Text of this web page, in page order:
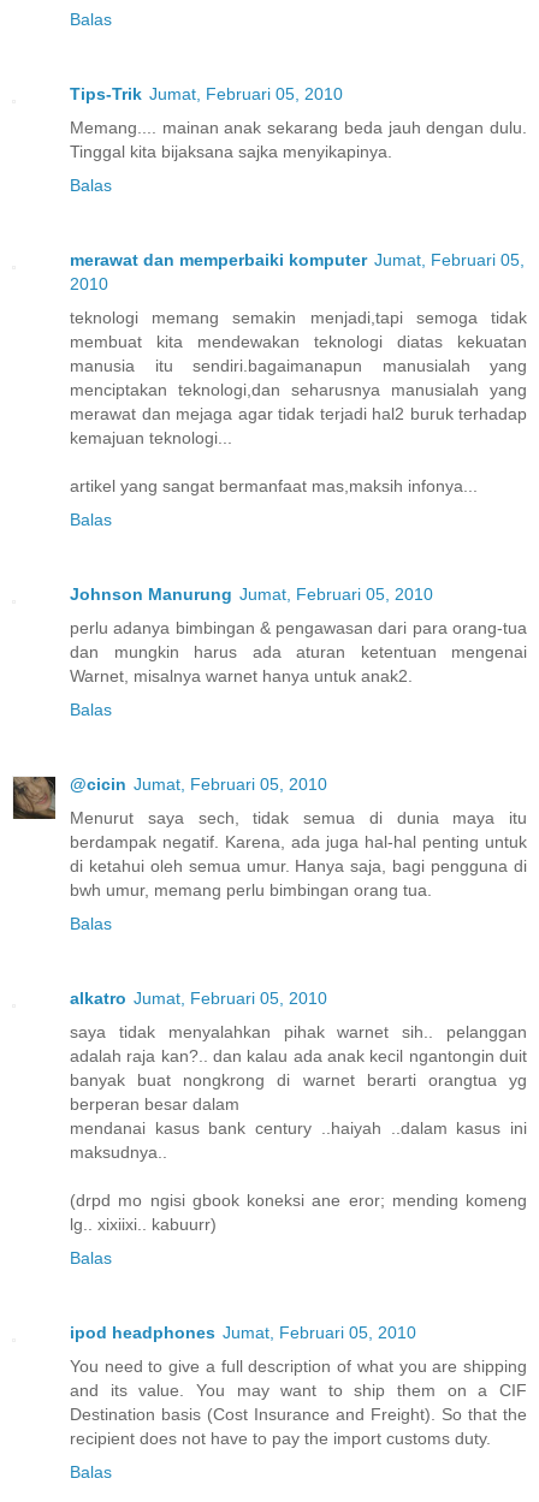
Balas
Tips-Trik Jumat, Februari 05, 2010
Memang.... mainan anak sekarang beda jauh dengan dulu.
Tinggal kita bijaksana sajka menyikapinya.
Balas
merawat dan memperbaiki komputer Jumat, Februari 05,
2010
teknologi memang semakin menjadi,tapi semoga tidak
membuat kita mendewakan teknologi diatas kekuatan
manusia itu sendiri.bagaimanapun manusialah yang
menciptakan teknologi,dan seharusnya manusialah yang
merawat dan mejaga agar tidak terjadi hal2 buruk terhadap
kemajuan teknologi...
artikel yang sangat bermanfaat mas,maksih infonya...
Balas
Johnson Manurung Jumat, Februari 05, 2010
perlu adanya bimbingan & pengawasan dari para orang-tua
dan mungkin harus ada aturan ketentuan mengenai
Warnet, misalnya warnet hanya untuk anak2.
Balas
@cicin Jumat, Februari 05, 2010
Menurut saya sech, tidak semua di dunia maya itu
berdampak negatif. Karena, ada juga hal-hal penting untuk
di ketahui oleh semua umur. Hanya saja, bagi pengguna di
bwh umur, memang perlu bimbingan orang tua.
Balas
alkatro Jumat, Februari 05, 2010
saya tidak menyalahkan pihak warnet sih.. pelanggan
adalah raja kan?.. dan kalau ada anak kecil ngantongin duit
banyak buat nongkrong di warnet berarti orangtua yg
berperan besar dalam
mendanai kasus bank century ..haiyah ..dalam kasus ini
maksudnya..
(drpd mo ngisi gbook koneksi ane eror; mending komeng
lg.. xixiixi.. kabuurr)
Balas
ipod headphones Jumat, Februari 05, 2010
You need to give a full description of what you are shipping
and its value. You may want to ship them on a CIF
Destination basis (Cost Insurance and Freight). So that the
recipient does not have to pay the import customs duty.
Balas